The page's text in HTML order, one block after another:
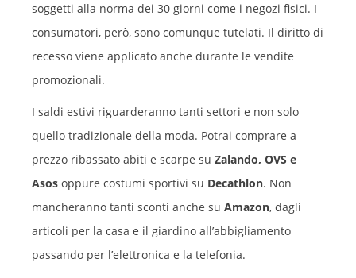
soggetti alla norma dei 30 giorni come i negozi fisici. I
consumatori, però, sono comunque tutelati. Il diritto di
recesso viene applicato anche durante le vendite
promozionali.
I saldi estivi riguarderanno tanti settori e non solo
quello tradizionale della moda. Potrai comprare a
prezzo ribassato abiti e scarpe su Zalando, OVS e
Asos oppure costumi sportivi su Decathlon. Non
mancheranno tanti sconti anche su Amazon, dagli
articoli per la casa e il giardino all’abbigliamento
passando per l’elettronica e la telefonia.